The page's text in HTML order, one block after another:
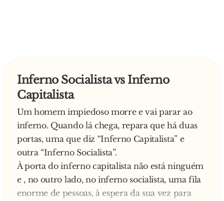
Inferno Socialista vs Inferno
Capitalista
Um homem impiedoso morre e vai parar ao
inferno. Quando lá chega, repara que há duas
portas, uma que diz “Inferno Capitalista” e
outra “Inferno Socialista”.
À porta do inferno capitalista não está ninguém
e , no outro lado, no inferno socialista, uma fila
enorme de pessoas, à espera da sua vez para